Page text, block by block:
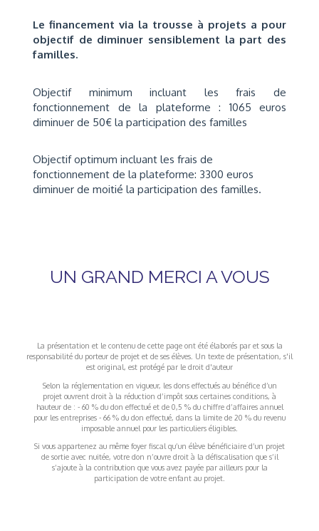
Le financement via la trousse à projets a pour
objectif de diminuer sensiblement la part des
familles.
Objectif minimum incluant les frais de
fonctionnement de la plateforme : 1065 euros
diminuer de 50€ la participation des familles
Objectif optimum incluant les frais de
fonctionnement de la plateforme: 3300 euros
diminuer de moitié la participation des familles.
UN GRAND MERCI A VOUS
La présentation et le contenu de cette page ont été élaborés par et sous la
responsabilité du porteur de projet et de ses élèves. Un texte de présentation, s'il
est original, est protégé par le droit d'auteur
Selon la réglementation en vigueur, les dons effectués au bénéfice d’un
projet ouvrent droit à la réduction d’impôt sous certaines conditions, à
hauteur de : - 60 % du don effectué et de 0,5 % du chiffre d’affaires annuel
pour les entreprises - 66 % du don effectué, dans la limite de 20 % du revenu
imposable annuel pour les particuliers éligibles.
Si vous appartenez au même foyer fiscal qu’un élève bénéficiaire d’un projet
de sortie avec nuitée, votre don n’ouvre droit à la défiscalisation que s’il
s’ajoute à la contribution que vous avez payée par ailleurs pour la
participation de votre enfant au projet.